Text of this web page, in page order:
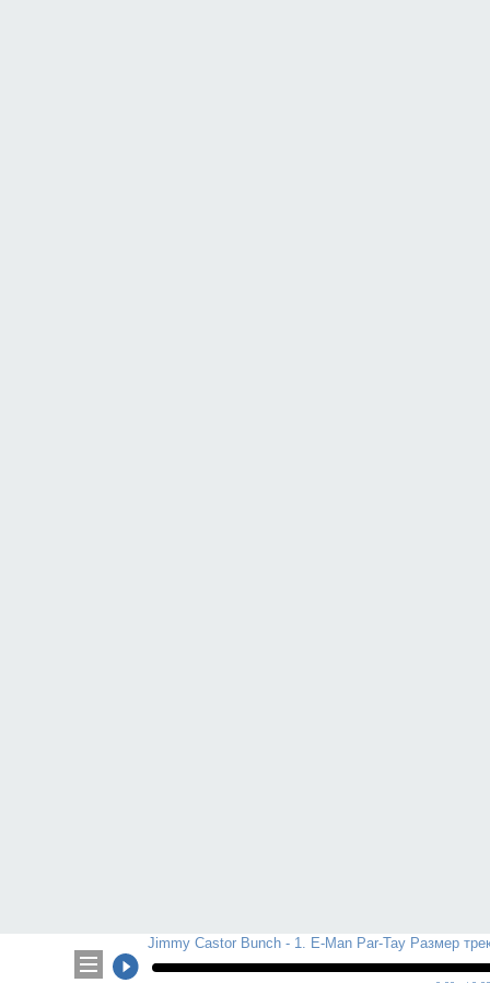
Jimmy Castor Bunch - 1. E-Man Par-Tay Размер